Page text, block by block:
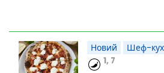
Новий Шеф-
1, 7